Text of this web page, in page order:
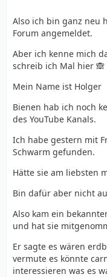
Also ich bin ganz neu
Forum angemeldet.
Aber ich kenne mich
schreib ich Mal hier 🙈
Mein Name ist Holger
Bienen hab ich noch
des YouTube Kanals.
Ich habe gestern mit
Schwarm gefunden.
Hätte sie am liebsten
Bin dafür aber nicht
Also kam ein
und hat sie
Er sagte es wären
vermute es könnte
interessieren was es